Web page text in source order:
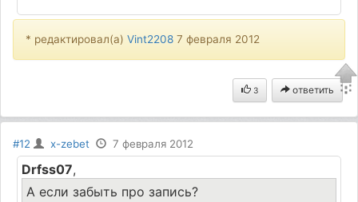
* редактировал(а)Vint2208 7 февраля 2012
3 ответить
#12 x-zebet 7 февраля 2012
Drfss07,
А если забыть про запись?